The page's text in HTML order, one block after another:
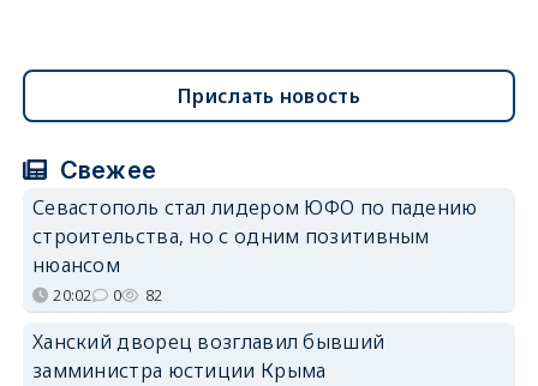
Прислать новость
Свежее
Севастополь стал лидером ЮФО по падению
строительства, но с одним позитивным
нюансом
20:02 0 82
Ханский дворец возглавил бывший
замминистра юстиции Крыма